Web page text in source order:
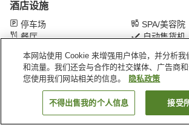
酒店设施
停车场
SPA/美容院
餐厅
自动售货机
首页 日本 静冈县 挂川 露樱酒店（挂
搜索客房
本网站使用 Cookie 来增强用户体验，并分析我
和流量。我们还会与合作的社交媒体、广告商
您使用我们网站相关的信息。
隐私政策
不得出售我的个人信息 接受